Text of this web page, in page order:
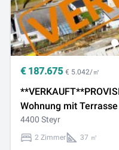
€ 187.675 € 5.042/㎡
Wohnung mit
Christkindl
4400 Steyr
2 Zimmer 37 ㎡